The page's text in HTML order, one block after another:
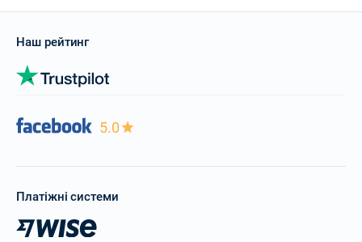
Наш рейтинг
5.0
Платіжні системи